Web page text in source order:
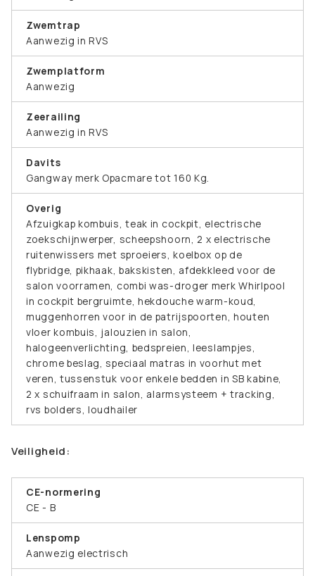
Zwemtrap
Aanwezig in RVS
Zwemplatform
Aanwezig
Zeerailing
Aanwezig in RVS
Davits
Gangway merk Opacmare tot 160 Kg.
Overig
Afzuigkap kombuis, teak in cockpit, electrische
zoekschijnwerper, scheepshoorn, 2 x electrische
ruitenwissers met sproeiers, koelbox op de
flybridge, pikhaak, bakskisten, afdekkleed voor de
salon voorramen, combi was-droger merk Whirlpool
in cockpit bergruimte, hekdouche warm-koud,
muggenhorren voor in de patrijspoorten, houten
vloer kombuis, jalouzien in salon,
halogeenverlichting, bedspreien, leeslampjes,
chrome beslag, speciaal matras in voorhut met
veren, tussenstuk voor enkele bedden in SB kabine,
2 x schuifraam in salon, alarmsysteem + tracking,
rvs bolders, loudhailer
Veiligheid:
CE-normering
CE - B
Lenspomp
Aanwezig electrisch